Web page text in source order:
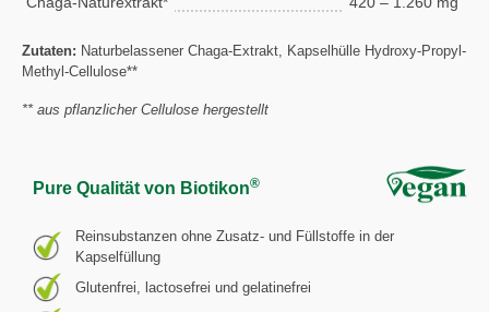
Zutaten: Naturbelassener Chaga-Extrakt, Kapselhülle Hydroxy-Propyl-
Methyl-Cellulose**
** aus pflanzlicher Cellulose hergestellt
Pure Qualität von Biotikon®
Reinsubstanzen ohne Zusatz- und Füllstoffe in der
Kapselfüllung
Glutenfrei, lactosefrei und gelatinefrei